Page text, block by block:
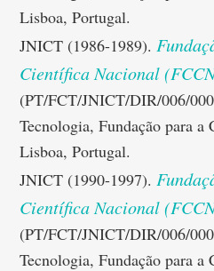
Lisboa, Portugal.
JNICT (1986-1989).
Científica Nacional
(PT/FCT/JNICT/DIR/006/
Tecnologia, Fundação para a
Lisboa, Portugal.
JNICT (1990-1997).
Científica Nacional
(PT/FCT/JNICT/DIR/006/
Tecnologia, Fundação para a